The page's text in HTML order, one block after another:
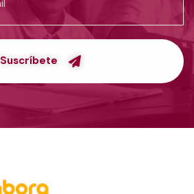
Suscríbete